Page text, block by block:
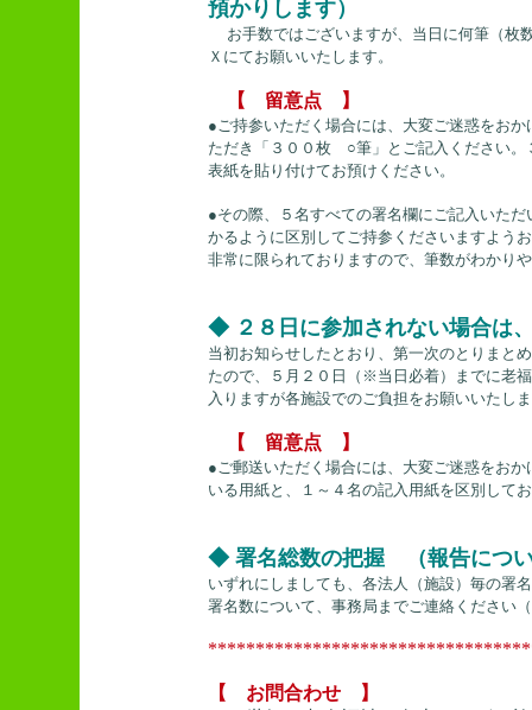
預かりします）
お手数ではございますが、当日に何筆（枚
Ｘにてお願いいたします。
【 留意点 】
●ご持参いただく場合には、大変ご迷惑をお
ただき「３００枚 ○筆」とご記入ください
表紙を貼り付けてお預けください。
●その際、５名すべての署名欄にご記入いた
かるように区別してご持参くださいますよう
非常に限られておりますので、筆数がわかり
◆ ２８日に参加されない場合は
当初お知らせしたとおり、第一次のとりまと
たので、５月２０日（※当日必着）までに老
入りますが各施設でのご負担をお願いいたし
【 留意点 】
●ご郵送いただく場合には、大変ご迷惑をお
いる用紙と、１～４名の記入用紙を区別して
◆ 署名総数の把握 （報告につ
いずれにしましても、各法人（施設）毎の署
署名数について、事務局までご連絡ください
【 お問合わせ 】